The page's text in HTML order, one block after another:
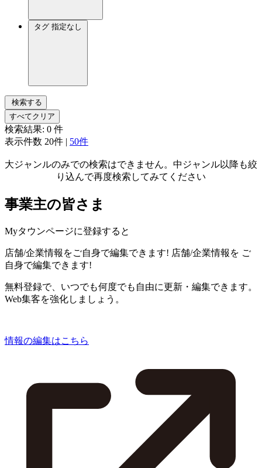
タグ 指定なし
検索する
すべてクリア
検索結果: 0 件
表示件数 20件 | 50件
大ジャンルのみでの検索はできません。中ジャンル以降も絞
り込んで再度検索してみてください
事業主の皆さま
Myタウンページに登録すると
店舗/企業情報をご自身で編集できます! 店舗/企業情報を ご
自身で編集できます!
無料登録で、いつでも何度でも自由に更新・編集できます。
Web集客を強化しましょう。
情報の編集はこちら